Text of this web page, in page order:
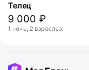
Телец
9 000 ₽
1 ночь, 2 взрослых